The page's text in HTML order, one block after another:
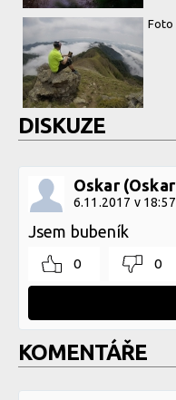
Foto
DISKUZE
Oskar
6.11.2017 v 18:57
Jsem bubeník
0 0
KOMENTÁŘE